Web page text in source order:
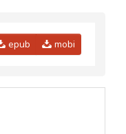
epub mobi